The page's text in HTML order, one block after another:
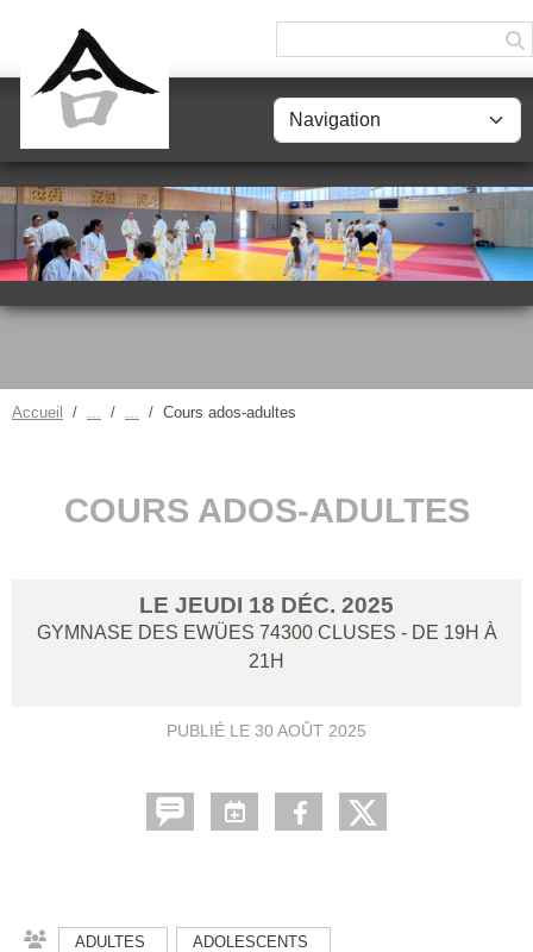
Accueil Cours ados-adultes
COURS ADOS-ADULTES
LE JEUDI 18 DÉC. 2025
GYMNASE DES EWÜES 74300 CLUSES - DE 19H À
21H
PUBLIÉ LE 30 AOÛT 2025
ADULTES ADOLESCENTS